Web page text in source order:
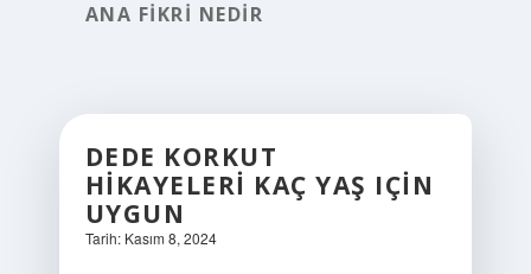
ANA FIKRI NEDIR
DEDE KORKUT
HIKAYELERI KAÇ YAŞ IÇIN
UYGUN
Tarih: Kasım 8, 2024